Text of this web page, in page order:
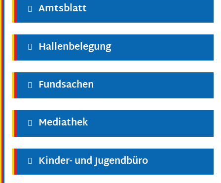
Amtsblatt
Hallenbelegung
Fundsachen
Mediathek
Kinder- und Jugendbüro